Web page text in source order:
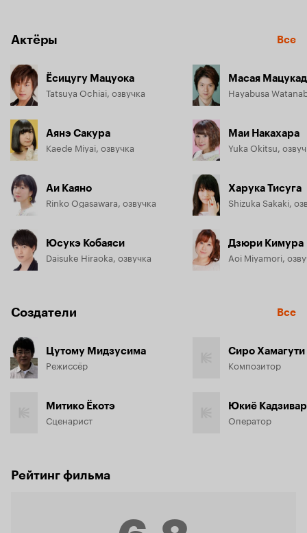
Актёры Все
Ёсицугу Мацуока
Tatsuya Ochiai, озвучка
Аянэ Сакура
Kaede Miyai, озвучка
Аи Каяно
Rinko Ogasawara, озвучка
Юсукэ Кобаяси
Daisuke Hiraoka, озвучка
Масая
Hayabusa
Маи Накахара
Yuka Okitsu,
Харука Тисуга
Shizuka Sakaki,
Дзюри Кимура
Aoi Miyamori,
Создатели Все
Цутому Мидзусима
Режиссёр
Митико Ёкотэ
Сценарист
Сиро Хамагути
Композитор
Юкиё
Оператор
Рейтинг фильма